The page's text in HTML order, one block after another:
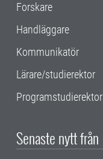
Forskare
Handläggare
Kommunikatör
Lärare/studierektor
Programstudierektor
Senaste nytt från